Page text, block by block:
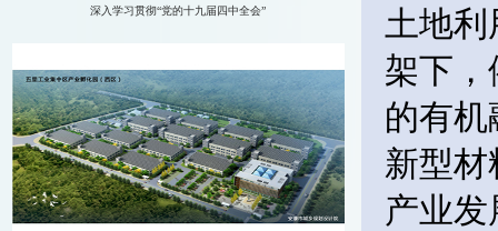
土地利
架下
的有
新型
产业